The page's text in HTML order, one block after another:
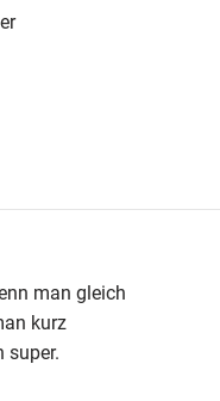
man gleich
kurz
super.